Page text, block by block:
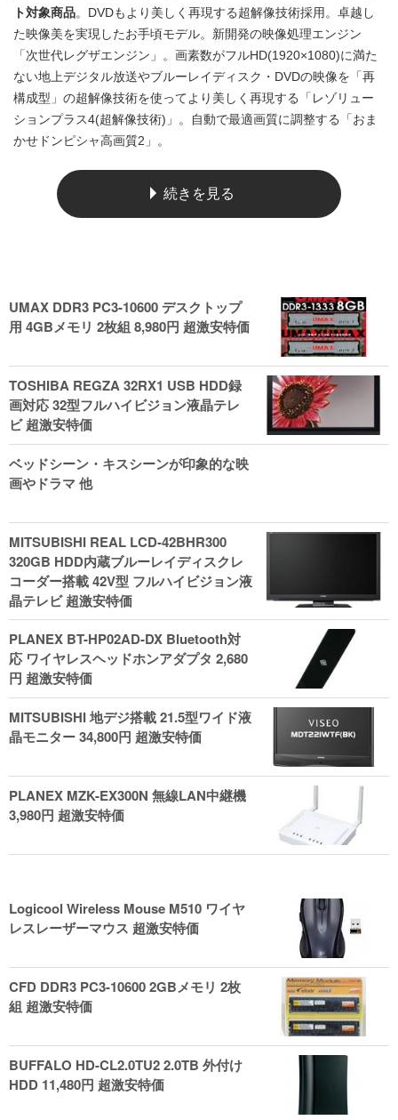
ト対象商品。DVDもより美しく再現する超解像技術採用。卓越し
た映像美を実現したお手頃モデル。新開発の映像処理エンジン
「次世代レグザエンジン」。画素数がフルHD(1920×1080)に満た
ない地上デジタル放送やブルーレイディスク・DVDの映像を「再
構成型」の超解像技術を使ってより美しく再現する「レゾリュー
ションプラス4(超解像技術)」。自動で最適画質に調整する「おま
かせドンピシャ高画質2」。
続きを見る
UMAX DDR3 PC3-10600 デスクトップ
用 4GBメモリ 2枚組 8,980円 超激安特価
TOSHIBA REGZA 32RX1 USB HDD録
画対応 32型フルハイビジョン液晶テレ
ビ 超激安特価
ベッドシーン・キスシーンが印象的な映
画やドラマ 他
MITSUBISHI REAL LCD-42BHR300
320GB HDD内蔵ブルーレイディスクレ
コーダー搭載 42V型 フルハイビジョン液
晶テレビ 超激安特価
PLANEX BT-HP02AD-DX Bluetooth対
応 ワイヤレスヘッドホンアダプタ 2,680
円 超激安特価
MITSUBISHI 地デジ搭載 21.5型ワイド液
晶モニター 34,800円 超激安特価
PLANEX MZK-EX300N 無線LAN中継機
3,980円 超激安特価
Logicool Wireless Mouse M510 ワイヤ
レスレーザーマウス 超激安特価
CFD DDR3 PC3-10600 2GBメモリ 2枚
組 超激安特価
BUFFALO HD-CL2.0TU2 2.0TB 外付け
HDD 11,480円 超激安特価